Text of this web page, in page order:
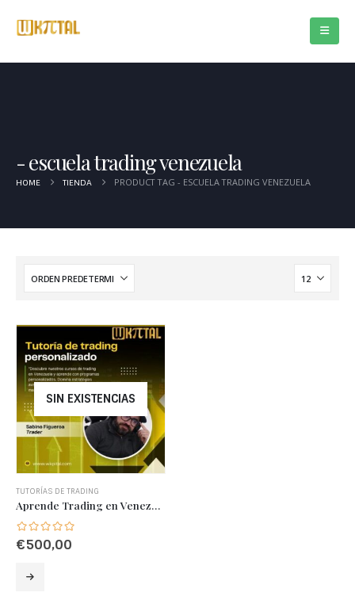
escuela trading venezuela
HOME TIENDA PRODUCT TAG - ESCUELA TRADING VENEZUELA
SIN EXISTENCIAS
TUTORÍAS DE TRADING
Aprende Trading en Venezuela: Cursos Profesionales personalizados
€500,00